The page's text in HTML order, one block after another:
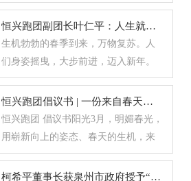
是近日唯一一次暖阳照耀，大家游玩
的心情，也变得格外美丽。整齐摆放
在桌上的花材，吸引了女孩们的目
光。人还未到齐，女孩们便叽叽喳
喳，迫不及待想要抢先进行花艺学习
之旅。插花一开始，老师让大家在花
团首场线下跑活动暨第46期悦界分享
会，在柯岚岚团长（集团公司董事副
总裁）、叶仁平副团长带领下进行。
近30位热爱跑步的职工相聚在华师希
平双语学校西操场，参与首跑活动，
惑。随后，跑团成员们在团长带领
恒兴跑团副团长叶仁平：人生就像马拉松 胜利在于坚持
生机勃勃的春季到来，万物复苏。人
们身姿摇曳，大步前进，迈入新年。
2024年厦门马拉松赛，在1月7日拉开
帷幕。厦门恒兴集团一位卓越跑者叶
仁平，也正式开启属于他的2024新年
赛季。叶仁平不是参与厦马的唯一恒
兴人，集团董事副总裁柯岚岚，也低
恒兴跑团倡议书 | 一份来自春天的诚意相邀
恒兴跑团 倡议书阳光3月，明媚春光，
用崭新向上的姿态、春天的生机，来
绽放一年新的色彩——这是一份来自
春天的诚意相邀：经集团工会跑团筹柯希平董事长获泉州市政府授予“泉州慈善家”荣誉